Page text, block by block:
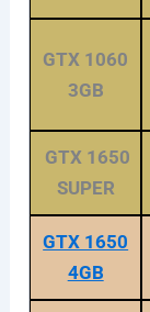
GTX 1060
3GB
GTX 1650
SUPER
GTX 1650
4GB